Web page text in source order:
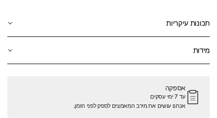
תכונות עיקריות
מידות
אספקה
עד 7 ימי עסקים
אנחנו עושים את מירב המאמצים לספק לפני הזמן.